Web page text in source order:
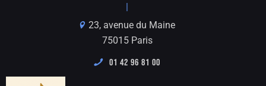
|
23, avenue du Maine
75015 Paris
01 42 96 81 00